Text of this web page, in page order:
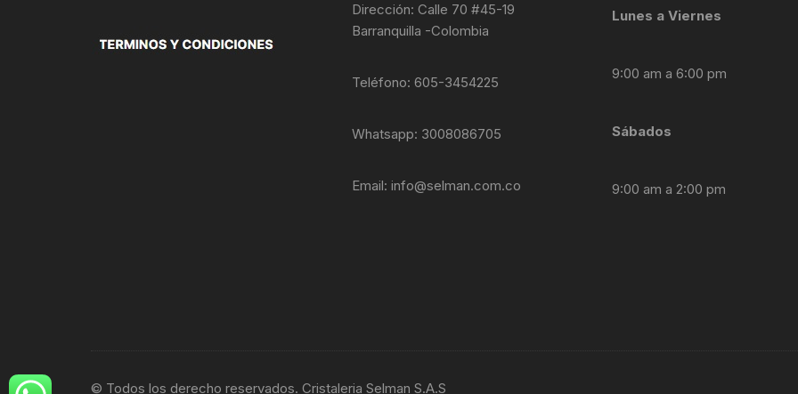
Dirección: Calle 70 #45-19
Barranquilla -Colombia
Teléfono: 605-3454225
Whatsapp: 3008086705
Email: info@selman.com.co
Lunes a Viernes
9:00 am a 6:00 pm
Sábados
9:00 am a 2:00 pm
© Todos los derecho reservados. Cristaleria Selman S.A.S